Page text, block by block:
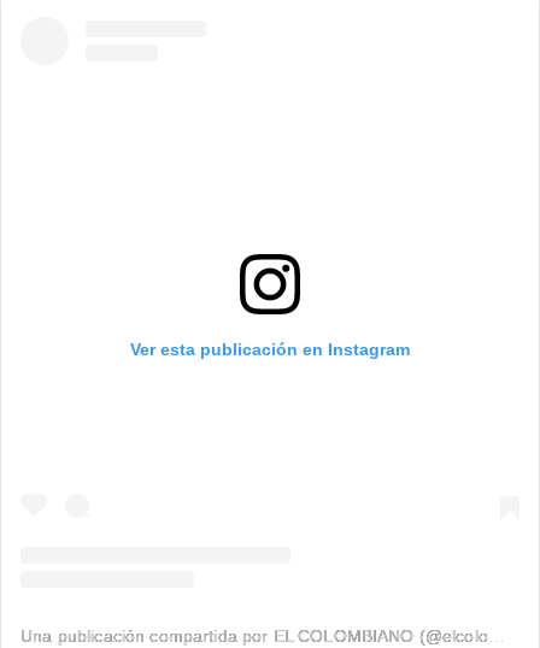
Ver esta publicación en Instagram
Una publicación compartida por EL COLOMBIANO (@elcolombiano_)